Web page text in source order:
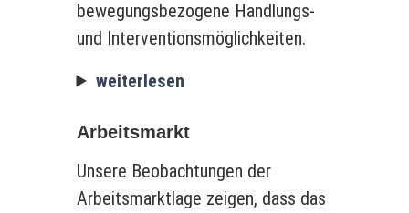
bewegungsbezogene Handlungs-
und Interventionsmöglichkeiten.
weiterlesen
Arbeitsmarkt
Unsere Beobachtungen der
Arbeitsmarktlage zeigen, dass das